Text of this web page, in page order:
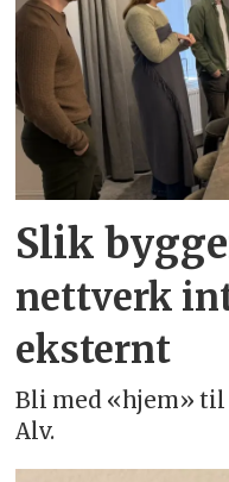
Slik
nettverk
eksternt
Bli med «hjem»
Alv.